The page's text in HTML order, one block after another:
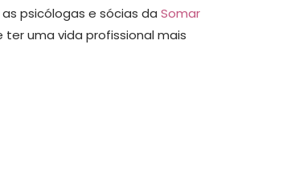
psicólogas e sócias da Somar
ter uma vida profissional mais